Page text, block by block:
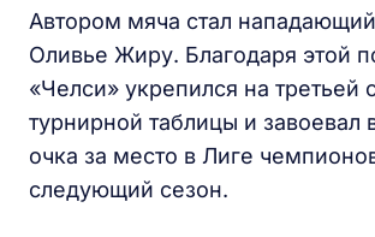
Автором мяча стал
Оливье Жиру. Благодаря этой
«Челси» укрепился на третьей
турнирной таблицы и завоевал
очка за место в Лиге
следующий сезон.